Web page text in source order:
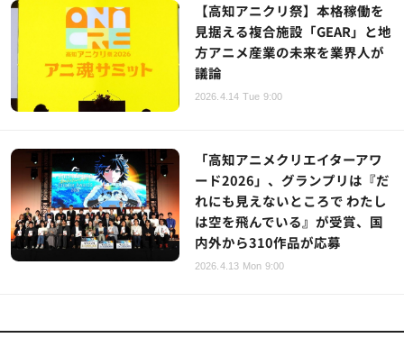
【高知アニクリ祭】本格稼働を
見据える複合施設「GEAR」と地
方アニメ産業の未来を業界人が
議論
2026.4.14 Tue 9:00
「高知アニメクリエイターアワ
ード2026」、グランプリは『だ
れにも見えないところで わたし
は空を飛んでいる』が受賞、国
内外から310作品が応募
2026.4.13 Mon 9:00